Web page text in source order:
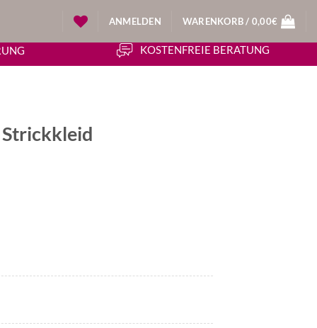
ANMELDEN WARENKORB / 0,00€
KOSTENFREIE BERATUNG